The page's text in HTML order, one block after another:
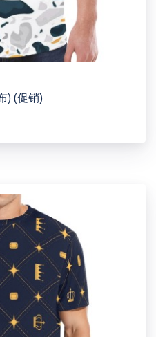
for summer, work,
and other occasions.
women.
XXXL. Please calculate your
or machine wash. Please
difference in the design
highest quality print,
recommended uploaded
/ 150 dpi
/ 150 dpi
/ 150 dpi
/ 150 dpi
/ 150 dpi
) (促销)